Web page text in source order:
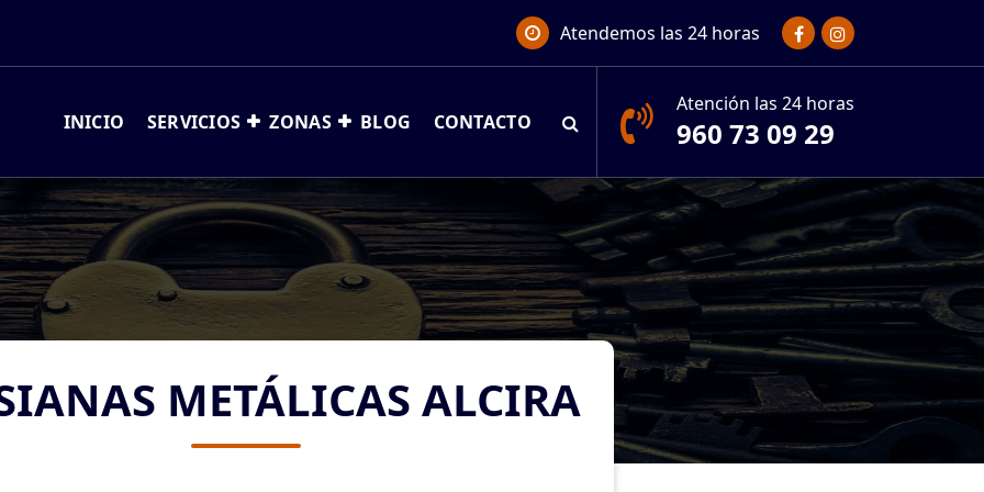
Atendemos las 24 horas
INICIO SERVICIOS ZONAS BLOG CONTACTO
Atención las 24 horas
960 73 09 29
METÁLICAS ALCIRA